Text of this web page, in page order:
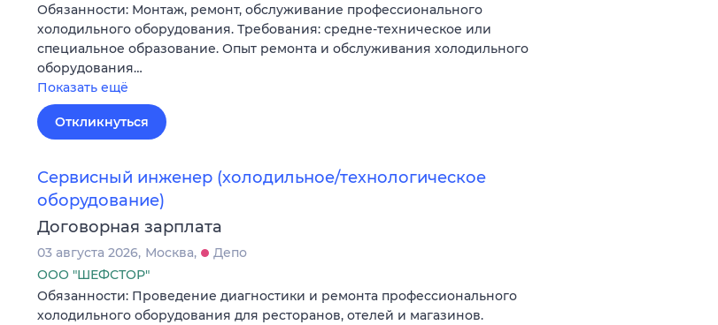
Обязанности: Монтаж, ремонт, обслуживание профессионального
холодильного оборудования. Требования: средне-техническое или
специальное образование. Опыт ремонта и обслуживания холодильного
оборудования…
Показать ещё
Откликнуться
Сервисный инженер (холодильное/технологическое
оборудование)
Договорная зарплата
03 августа 2026 Москва
Депо
ООО "ШЕФСТОР"
Обязанности: Проведение диагностики и ремонта профессионального
холодильного оборудования для ресторанов, отелей и магазинов.